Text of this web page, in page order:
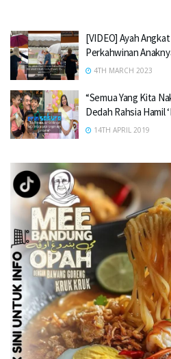
[VIDEO] Ayah
Perkahwinan
4TH MARCH 2023
“Semua Yang Kita
Dedah Rahsia Hamil
14TH APRIL 2019